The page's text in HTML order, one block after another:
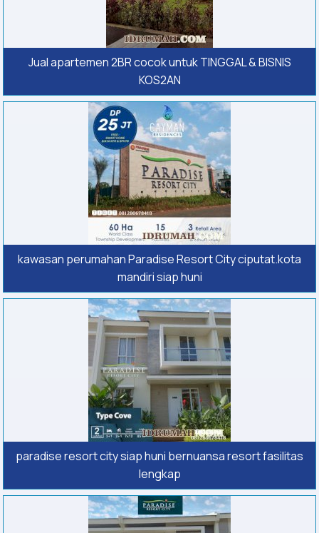
Jual apartemen 2BR cocok untuk TINGGAL & BISNIS
KOS2AN
kawasan perumahan Paradise Resort City ciputat.kota
mandiri siap huni
paradise resort city siap huni bernuansa resort fasilitas
lengkap